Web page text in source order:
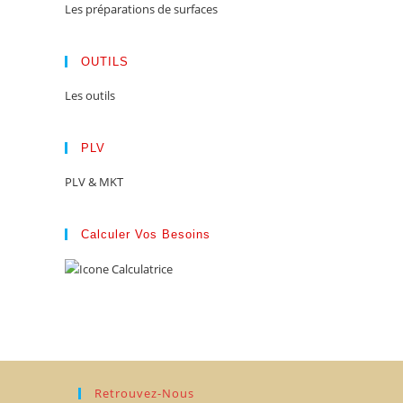
Les préparations de surfaces
OUTILS
Les outils
PLV
PLV & MKT
Calculer Vos Besoins
Retrouvez-Nous